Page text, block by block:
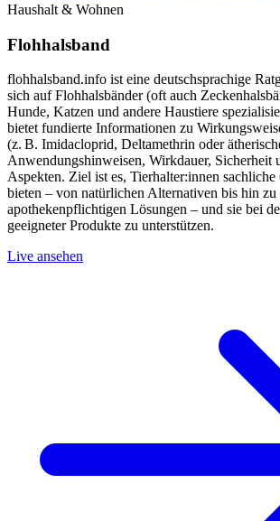
Haushalt & Wohnen
Flohhalsband
flohhalsband.info ist eine deutschsprachige
sich auf Flohhalsbänder (oft auch
Hunde, Katzen und andere Haustiere
bietet fundierte Informationen zu
(z. B. Imidacloprid, Deltamethrin oder
Anwendungshinweisen, Wirkdauer, Sicherheit
Aspekten. Ziel ist es, Tierhalter:innen
bieten – von natürlichen Alternativen bis hin zu
apothekenpflichtigen Lösungen – und sie bei
geeigneter Produkte zu unterstützen.
Live ansehen